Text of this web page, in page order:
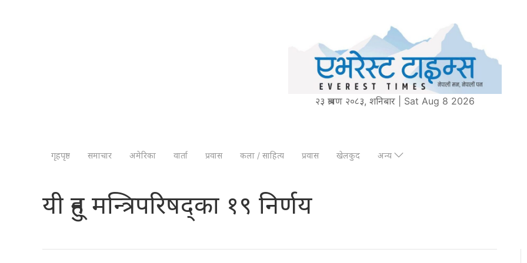
२३ श्रावण २०८३, शनिबार | Sat Aug 8 2026
गृहपृष्ठ समाचार अमेरिका वार्ता प्रवास कला / साहित्य प्रवास खेलकुद अन्य
यी हुन् मन्त्रिपरिषद्का १९ निर्णय